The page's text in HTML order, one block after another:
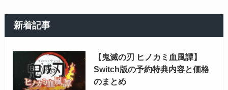
新着記事
【鬼滅の刃 ヒノカミ血風譚】
Switch版の予約特典内容と価格
のまとめ